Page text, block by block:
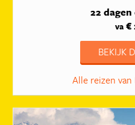
22 dagen
va €
BEKIJK
Alle reizen